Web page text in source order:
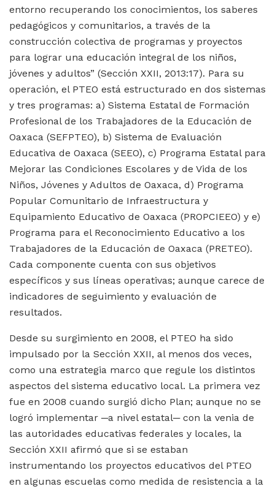
entorno recuperando los conocimientos, los saberes
pedagógicos y comunitarios, a través de la
construcción colectiva de programas y proyectos
para lograr una educación integral de los niños,
jóvenes y adultos” (Sección XXII, 2013:17). Para su
operación, el PTEO está estructurado en dos sistemas
y tres programas: a) Sistema Estatal de Formación
Profesional de los Trabajadores de la Educación de
Oaxaca (SEFPTEO), b) Sistema de Evaluación
Educativa de Oaxaca (SEEO), c) Programa Estatal para
Mejorar las Condiciones Escolares y de Vida de los
Niños, Jóvenes y Adultos de Oaxaca, d) Programa
Popular Comunitario de Infraestructura y
Equipamiento Educativo de Oaxaca (PROPCIEEO) y e)
Programa para el Reconocimiento Educativo a los
Trabajadores de la Educación de Oaxaca (PRETEO).
Cada componente cuenta con sus objetivos
específicos y sus líneas operativas; aunque carece de
indicadores de seguimiento y evaluación de
resultados.
Desde su surgimiento en 2008, el PTEO ha sido
impulsado por la Sección XXII, al menos dos veces,
como una estrategia marco que regule los distintos
aspectos del sistema educativo local. La primera vez
fue en 2008 cuando surgió dicho Plan; aunque no se
logró implementar ─a nivel estatal─ con la venia de
las autoridades educativas federales y locales, la
Sección XXII afirmó que si se estaban
instrumentando los proyectos educativos del PTEO
en algunas escuelas como medida de resistencia a la